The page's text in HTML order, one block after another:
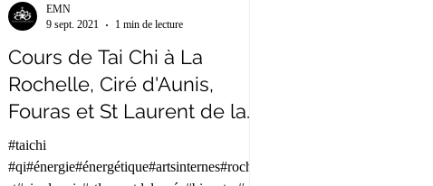
Cours de Tai Chi à La
Rochelle, Ciré d'Aunis,
Fouras et St Laurent de la
Prée
#taichi
#qi#énergie#énergétique#artsinternes#rochefo
EMN
9 sept. 2021
1 min de lecture